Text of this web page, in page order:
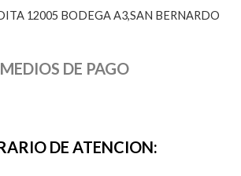
12005 BODEGA A3,SAN BERNARDO
MEDIOS DE PAGO
DE ATENCION: